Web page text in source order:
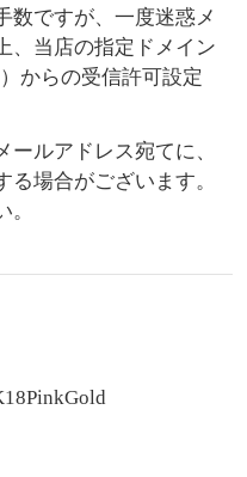
数ですが、一度迷惑メ
、当店の指定ドメイン
からの受信許可設定
ルアドレス宛てに、
場合がございます。